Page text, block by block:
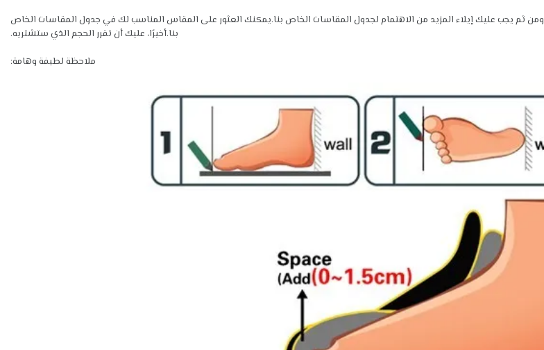
يجب عليك إيلاء المزيد من الاهتمام لجدول المقاسات الخاص بنا.يمكنك العثور على المقاس المناسب لك في جدول المقاسات الخاص
بنا.أخيرًا، عليك أن تقرر الحجم الذي ستشتريه.
ملاحظة لطيفة وهامة: